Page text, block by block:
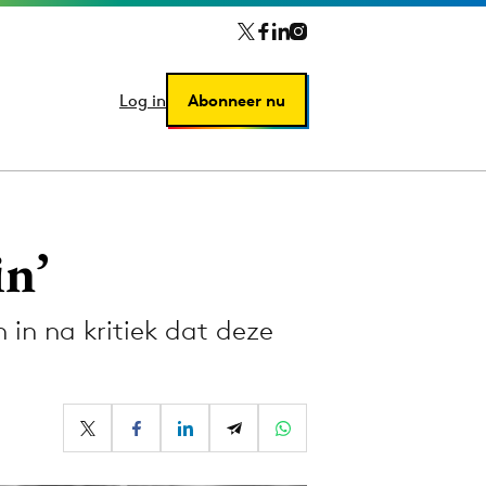
Log in Abonneer nu
Log in Abonneer nu
in na kritiek dat deze